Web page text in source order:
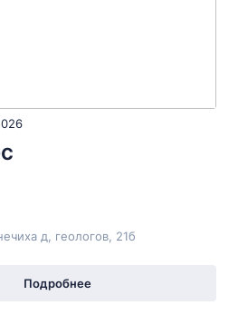
д, геологов, 21б
Подробнее